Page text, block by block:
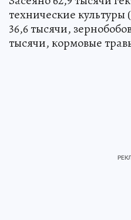
технические
36,6 тысячи,
тысячи, кормовые